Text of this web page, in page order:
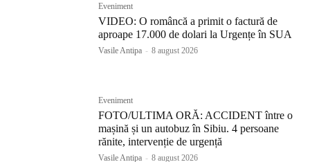
Eveniment
VIDEO: O româncă a primit o factură de
aproape 17.000 de dolari la Urgențe în SUA
Vasile Antipa - 8 august 2026
Eveniment
FOTO/ULTIMA ORĂ: ACCIDENT între o
mașină și un autobuz în Sibiu. 4 persoane
rănite, intervenție de urgență
Vasile Antipa - 8 august 2026